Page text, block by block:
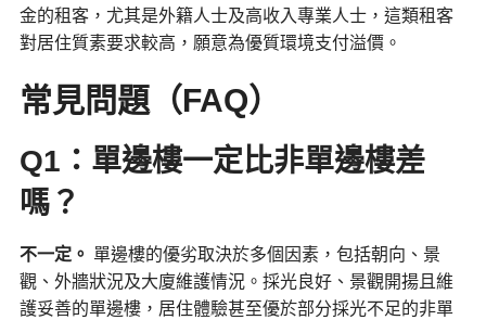
金的租客，尤其是外籍人士及高收入專業人士，這類租客
對居住質素要求較高，願意為優質環境支付溢價。
常見問題（FAQ）
Q1：單邊樓一定比非單邊樓差
嗎？
不一定。 單邊樓的優劣取決於多個因素，包括朝向、景
觀、外牆狀況及大廈維護情況。採光良好、景觀開揚且維
護妥善的單邊樓，居住體驗甚至優於部分採光不足的非單